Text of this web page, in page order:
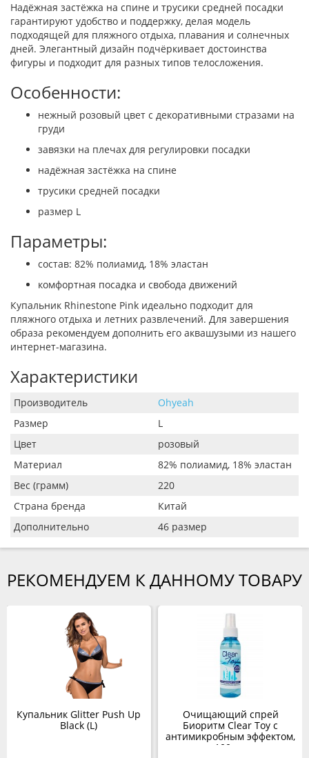
Надёжная застёжка на спине и трусики средней посадки
гарантируют удобство и поддержку, делая модель
подходящей для пляжного отдыха, плавания и солнечных
дней. Элегантный дизайн подчёркивает достоинства
фигуры и подходит для разных типов телосложения.
Особенности:
нежный розовый цвет с декоративными стразами на
груди
завязки на плечах для регулировки посадки
надёжная застёжка на спине
трусики средней посадки
размер L
Параметры:
состав: 82% полиамид, 18% эластан
комфортная посадка и свобода движений
Купальник Rhinestone Pink идеально подходит для
пляжного отдыха и летних развлечений. Для завершения
образа рекомендуем дополнить его аквашузыми из нашего
интернет-магазина.
Характеристики
Производитель
Ohyeah
Размер
L
Цвет
розовый
Материал
82% полиамид, 18% эластан
Вес (грамм)
220
Страна бренда
Китай
Дополнительно
46 размер
РЕКОМЕНДУЕМ К ДАННОМУ ТОВАРУ
Купальник Glitter Push Up
Black (L)
Очищающий спрей
Биоритм Clear Toy с
антимикробным эффектом,
100 мл